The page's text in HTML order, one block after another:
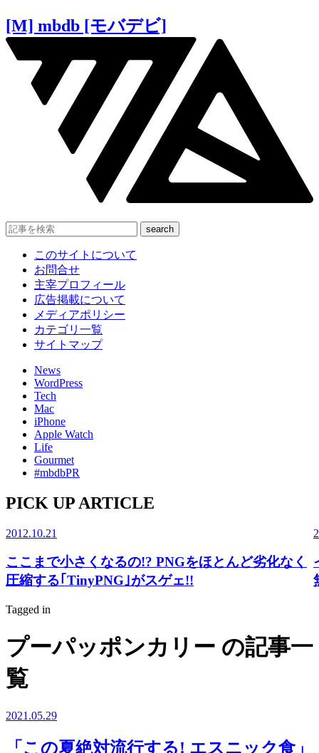
[M] mbdb [モバデビ]
このサイトについて
お問合せ
主宰プロフィール
広告掲載について
メディアポリシー
カテゴリ一覧
サイトマップ
News
WordPress
Tech
Mac
iPhone
Apple Watch
Life
Gourmet
#mbdbPR
PICK UP ARTICLE
2012.10.21
ここまで小さくなるの!? PNGをほとんど劣化なく
圧縮する｢TinyPNG｣がスゲェ!!
Tagged in
プーパッポンカリー の記事一
覧
2021.05.29
「この夏絶対流行する! エスニック食」